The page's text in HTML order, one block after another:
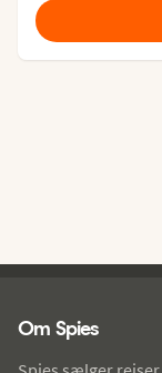
Om Spies